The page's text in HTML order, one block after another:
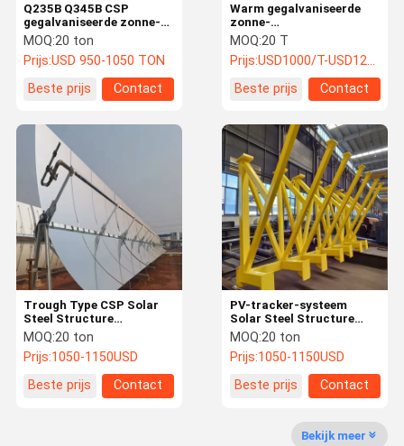
Thuis Producten Over Ons Fabrieksreis
Kwaliteitsco
Nieuws Alle Gevallen Blog
Warm gegalvaniseerde
zonne-
installatieconstructies
Corrosiebestendig
MOQ:20 T
Prijs:USD1000/T-USD1200/T
Beste prijs
Contact
Q235B Q345B CSP
gegalvaniseerde zonne-
energie structuur Nieuwe
energie staal structuur
voor PV ondersteuning
MOQ:20 ton
Prijs:USD 950-1050 TON
Beste prijs
Contact
PV-tracker-systeem
Solar Steel Structure
Installation Tool Voor
CSP-structuren
MOQ:20 ton
Prijs:1050-1150USD
Beste prijs
Contact
Trough Type CSP Solar
Steel Structure
Installation Tool Voor
CSP structuren
MOQ:20 ton
Prijs:1050-1150USD
Beste prijs
Contact
Bekijk meer